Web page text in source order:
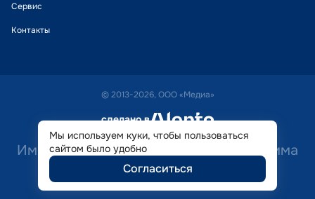
Сервис
Контакты
© 2013-2026, ООО «Медиа»
сделано в alente
Имеются противопоказания. Необходима
консультация специалиста.
Мы используем куки, чтобы пользоваться
сайтом было удобно
Согласиться